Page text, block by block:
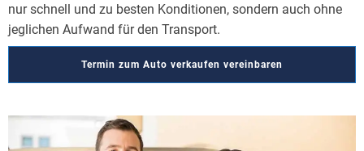
nur schnell und zu besten Konditionen, sondern auch ohne
jeglichen Aufwand für den Transport.
Termin zum Auto verkaufen vereinbaren